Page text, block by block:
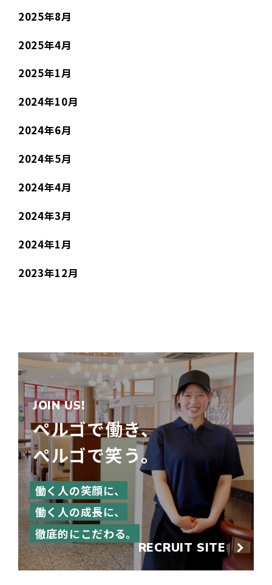
2025年8月
2025年4月
2025年1月
2024年10月
2024年6月
2024年5月
2024年4月
2024年3月
2024年1月
2023年12月
JOIN US!
ペルゴで働き、
ペルゴで笑う。
働く人の笑顔に、
働く人の成長に、
徹底的にこだわる。
RECRUIT SITE